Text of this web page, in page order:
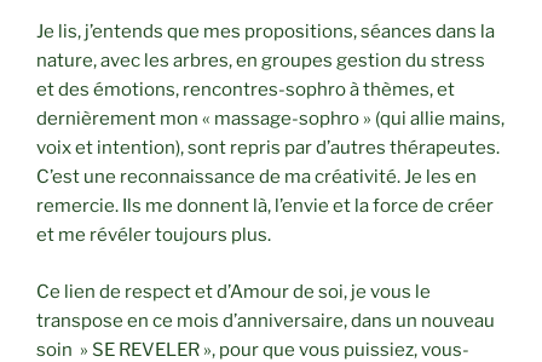
Je lis, j’entends que mes propositions, séances dans la
nature, avec les arbres, en groupes gestion du stress
et des émotions, rencontres-sophro à thèmes, et
dernièrement mon « massage-sophro » (qui allie mains,
voix et intention), sont repris par d’autres thérapeutes.
C’est une reconnaissance de ma créativité. Je les en
remercie. Ils me donnent là, l’envie et la force de créer
et me révéler toujours plus.
Ce lien de respect et d’Amour de soi, je vous le
transpose en ce mois d’anniversaire, dans un nouveau
soin » SE REVELER », pour que vous puissiez, vous-